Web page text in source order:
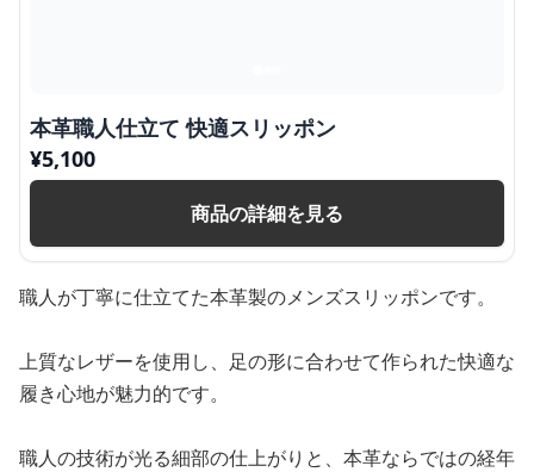
本革職人仕立て 快適スリッポン
¥5,100
商品の詳細を見る
職人が丁寧に仕立てた本革製のメンズスリッポンです。
上質なレザーを使用し、足の形に合わせて作られた快適な
履き心地が魅力的です。
職人の技術が光る細部の仕上がりと、本革ならではの経年